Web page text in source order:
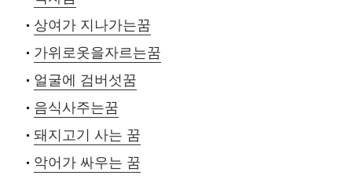
상여가 지나가는꿈
가위로옷을자르는꿈
얼굴에 검버섯꿈
음식사주는꿈
돼지고기 사는 꿈
악어가 싸우는 꿈